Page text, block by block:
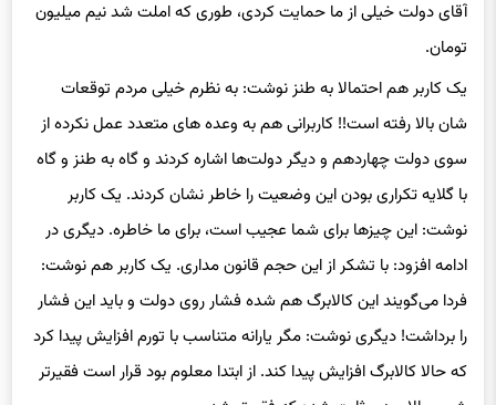
تومان.
یک کاربر هم احتمالا به طنز نوشت: به نظرم خیلی مردم توقعات
شان بالا رفته است!! کاربرانی هم به وعده های متعدد عمل نکرده از
سوی دولت چهاردهم و دیگر دولت‌ها اشاره کردند و گاه به طنز و گاه
با گلایه تکراری بودن این وضعیت را خاطر نشان کردند. یک کاربر
نوشت: این چیزها برای شما عجیب است، برای ما خاطره. دیگری در
ادامه افزود: با تشکر از این حجم قانون مداری. یک کاربر هم نوشت:
فردا می‌گویند این کالابرگ هم شده فشار روی دولت و باید این فشار
را برداشت! دیگری نوشت: مگر یارانه متناسب با تورم افزایش پیدا کرد
که حالا کالابرگ افزایش پیدا کند. از ابتدا معلوم بود قرار است فقیرتر
شویم. الان هم ثابت شده که فقیرتر شدیم.